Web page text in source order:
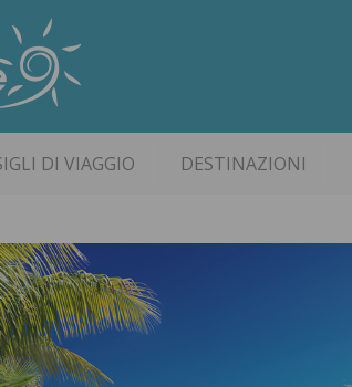
DI VIAGGIO DESTINAZIONI